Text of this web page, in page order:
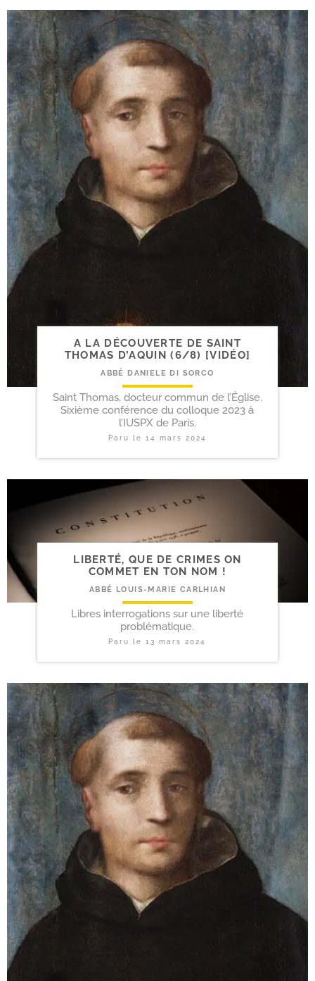
A LA DÉCOUVERTE DE SAINT
THOMAS D’AQUIN (6/​8) [VIDÉO]
ABBÉ DANIELE DI SORCO
Saint Thomas, docteur commun de l’Église.
Sixième conférence du colloque 2023 à
l’IUSPX de Paris.
Paru le 14 mars 2024
LIBERTÉ, QUE DE CRIMES ON
COMMET EN TON NOM !
ABBÉ LOUIS-MARIE CARLHIAN
Libres interrogations sur une liberté
problématique.
Paru le13 mars 2024